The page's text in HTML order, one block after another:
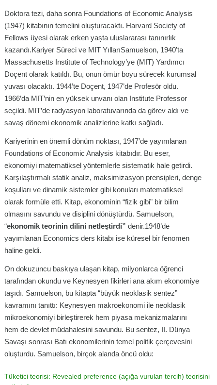
Doktora tezi, daha sonra Foundations of Economic Analysis
(1947) kitabının temelini oluşturacaktı. Harvard Society of
Fellows üyesi olarak erken yaşta uluslararası tanınırlık
kazandı.Kariyer Süreci ve MIT YıllarıSamuelson, 1940’ta
Massachusetts Institute of Technology’ye (MIT) Yardımcı
Doçent olarak katıldı. Bu, onun ömür boyu sürecek kurumsal
yuvası olacaktı. 1944’te Doçent, 1947’de Profesör oldu.
1966’da MIT’nin en yüksek unvanı olan Institute Professor
seçildi. MIT’de radyasyon laboratuvarında da görev aldı ve
savaş dönemi ekonomik analizlerine katkı sağladı.
Kariyerinin en önemli dönüm noktası, 1947’de yayımlanan
Foundations of Economic Analysis kitabıdır. Bu eser,
ekonomiyi matematiksel yöntemlerle sistematik hale getirdi.
Karşılaştırmalı statik analiz, maksimizasyon prensipleri, denge
koşulları ve dinamik sistemler gibi konuları matematiksel
olarak formüle etti. Kitap, ekonominin “fizik gibi” bir bilim
olmasını savundu ve disiplini dönüştürdü. Samuelson,
“ekonomik teorinin dilini netleştirdi” denir.1948’de
yayımlanan Economics ders kitabı ise küresel bir fenomen
haline geldi.
On dokuzuncu baskıya ulaşan kitap, milyonlarca öğrenci
tarafından okundu ve Keynesyen fikirleri ana akım ekonomiye
taşıdı. Samuelson, bu kitapta “büyük neoklasik sentez”
kavramını tanıttı: Keynesyen makroekonomi ile neoklasik
mikroekonomiyi birleştirerek hem piyasa mekanizmalarını
hem de devlet müdahalesini savundu. Bu sentez, II. Dünya
Savaşı sonrası Batı ekonomilerinin temel politik çerçevesini
oluşturdu. Samuelson, birçok alanda öncü oldu:
Tüketici teorisi: Revealed preference (açığa vurulan tercih) teorisini